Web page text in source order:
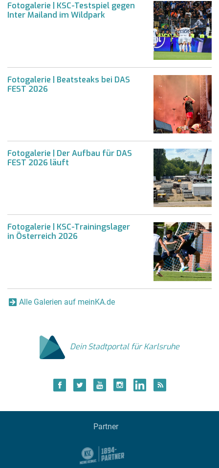
Fotogalerie | KSC-Testspiel gegen
Inter Mailand im Wildpark
Fotogalerie | Beatsteaks bei DAS
FEST 2026
Fotogalerie | Der Aufbau für DAS
FEST 2026 läuft
Fotogalerie | KSC-Trainingslager
in Österreich 2026
Alle Galerien auf meinKA.de
Dein Stadtportal für Karlsruhe
Partner